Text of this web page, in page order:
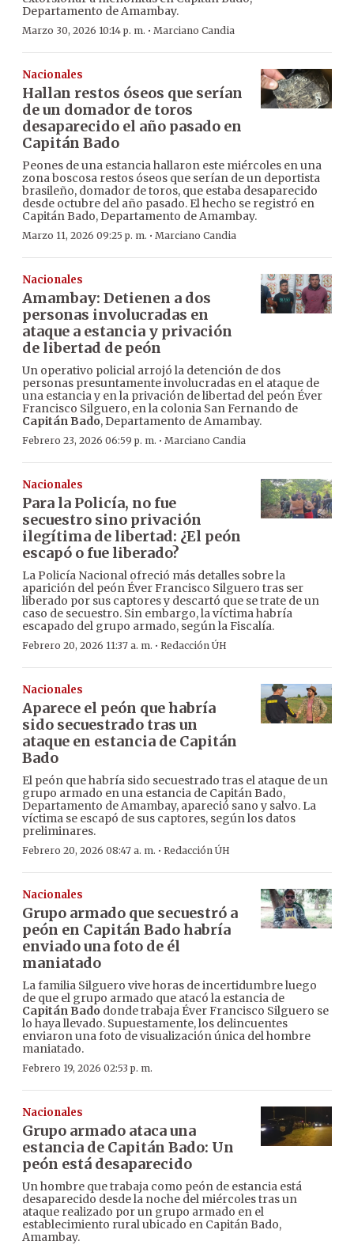
Departamento de Amambay.
Marzo 30, 2026 10:14 p. m. · Marciano Candia
Nacionales
Hallan restos óseos que serían
de un domador de toros
desaparecido el año pasado en
Capitán Bado
Peones de una estancia hallaron este miércoles en una
zona boscosa restos óseos que serían de un deportista
brasileño, domador de toros, que estaba desaparecido
desde octubre del año pasado. El hecho se registró en
Capitán Bado, Departamento de Amambay.
Marzo 11, 2026 09:25 p. m. · Marciano Candia
Nacionales
Amambay: Detienen a dos
personas involucradas en
ataque a estancia y privación
de libertad de peón
Un operativo policial arrojó la detención de dos
personas presuntamente involucradas en el ataque de
una estancia y en la privación de libertad del peón Éver
Francisco Silguero, en la colonia San Fernando de
Capitán Bado, Departamento de Amambay.
Febrero 23, 2026 06:59 p. m. · Marciano Candia
Nacionales
Para la Policía, no fue
secuestro sino privación
ilegítima de libertad: ¿El peón
escapó o fue liberado?
La Policía Nacional ofreció más detalles sobre la
aparición del peón Éver Francisco Silguero tras ser
liberado por sus captores y descartó que se trate de un
caso de secuestro. Sin embargo, la víctima habría
escapado del grupo armado, según la Fiscalía.
Febrero 20, 2026 11:37 a. m. · Redacción ÚH
Nacionales
Aparece el peón que habría
sido secuestrado tras un
ataque en estancia de Capitán
Bado
El peón que habría sido secuestrado tras el ataque de un
grupo armado en una estancia de Capitán Bado,
Departamento de Amambay, apareció sano y salvo. La
víctima se escapó de sus captores, según los datos
preliminares.
Febrero 20, 2026 08:47 a. m. · Redacción ÚH
Nacionales
Grupo armado que secuestró a
peón en Capitán Bado habría
enviado una foto de él
maniatado
La familia Silguero vive horas de incertidumbre luego
de que el grupo armado que atacó la estancia de
Capitán Bado donde trabaja Éver Francisco Silguero se
lo haya llevado. Supuestamente, los delincuentes
enviaron una foto de visualización única del hombre
maniatado.
Febrero 19, 2026 02:53 p. m.
Nacionales
Grupo armado ataca una
estancia de Capitán Bado: Un
peón está desaparecido
Un hombre que trabaja como peón de estancia está
desaparecido desde la noche del miércoles tras un
ataque realizado por un grupo armado en el
establecimiento rural ubicado en Capitán Bado,
Amambay.